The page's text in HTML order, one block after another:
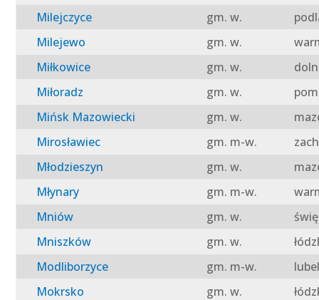
Milejczyce
gm. w.
Milejewo
gm. w.
Miłkowice
gm. w.
Miłoradz
gm. w.
Mińsk Mazowiecki
gm. w.
Mirosławiec
gm. m-w.
Młodzieszyn
gm. w.
Młynary
gm. m-w.
Mniów
gm. w.
Mniszków
gm. w.
Modliborzyce
gm. m-w.
Mokrsko
gm. w.